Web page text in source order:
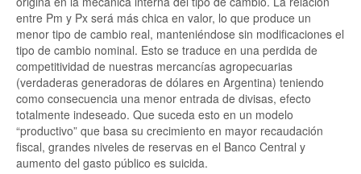
entre Pm y Px será más chica en valor, lo que produce un
menor tipo de cambio real, manteniéndose sin modificaciones el
tipo de cambio nominal. Esto se traduce en una perdida de
competitividad de nuestras mercancías agropecuarias
(verdaderas generadoras de dólares en Argentina) teniendo
como consecuencia una menor entrada de divisas, efecto
totalmente indeseado. Que suceda esto en un modelo
“productivo” que basa su crecimiento en mayor recaudación
fiscal, grandes niveles de reservas en el Banco Central y
aumento del gasto público es suicida.